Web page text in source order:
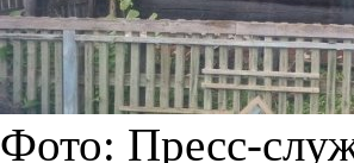
Фото: Пресс-